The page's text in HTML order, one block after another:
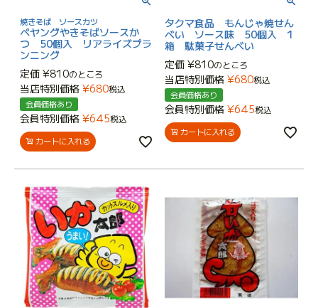
焼きそば ソースカツ
ペヤングやきそばソースか
つ 50個入 リアライズプラ
ンニング
定価 ¥810のところ
当店特別価格 ¥680税込
会員価格あり
会員特別価格 ¥645税込
カートに入れる
タクマ食品 もんじゃ焼せん
べい ソース味 50個入 1
箱 駄菓子せんべい
定価 ¥810のところ
当店特別価格 ¥680税込
会員価格あり
会員特別価格 ¥645税込
カートに入れる